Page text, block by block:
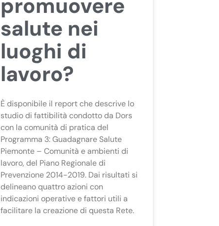
promuovere
salute nei
luoghi di
lavoro?
È disponibile il report che descrive lo
studio di fattibilità condotto da Dors
con la comunità di pratica del
Programma 3: Guadagnare Salute
Piemonte – Comunità e ambienti di
lavoro, del Piano Regionale di
Prevenzione 2014-2019. Dai risultati si
delineano quattro azioni con
indicazioni operative e fattori utili a
facilitare la creazione di questa Rete.